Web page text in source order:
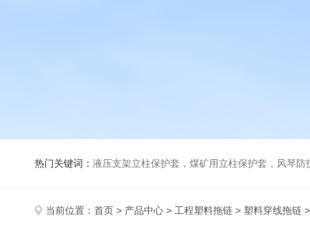
热门关键词： 液压支架立柱保护套，煤矿用立柱保护套，风琴
当前位置： 首页 > 产品中心 > 工程塑料拖链 > 塑料穿线拖链